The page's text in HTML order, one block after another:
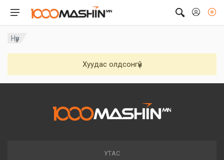
Нүүр
Хуудас олдсонгүй
УТАС